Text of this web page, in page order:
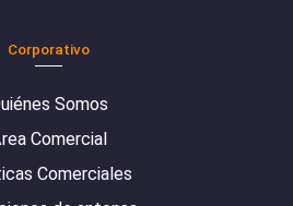
Corporativo
Somos
Comercial
Comerciales